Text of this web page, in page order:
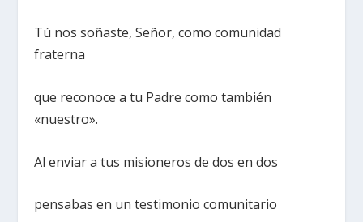
Tú nos soñaste, Señor, como comunidad
fraterna
que reconoce a tu Padre como también
«nuestro».
Al enviar a tus misioneros de dos en dos
pensabas en un testimonio comunitario